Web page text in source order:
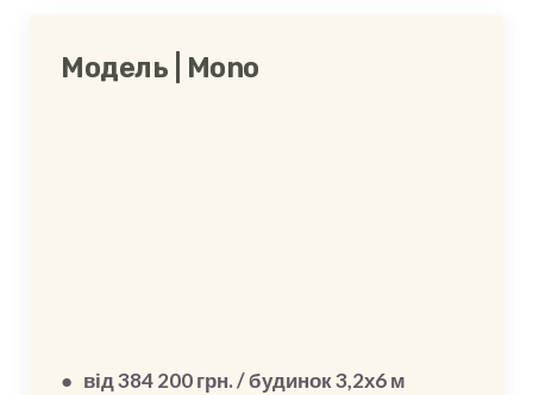
Модель | Mono
● від 384 200 грн. / будинок 3,2х6 м